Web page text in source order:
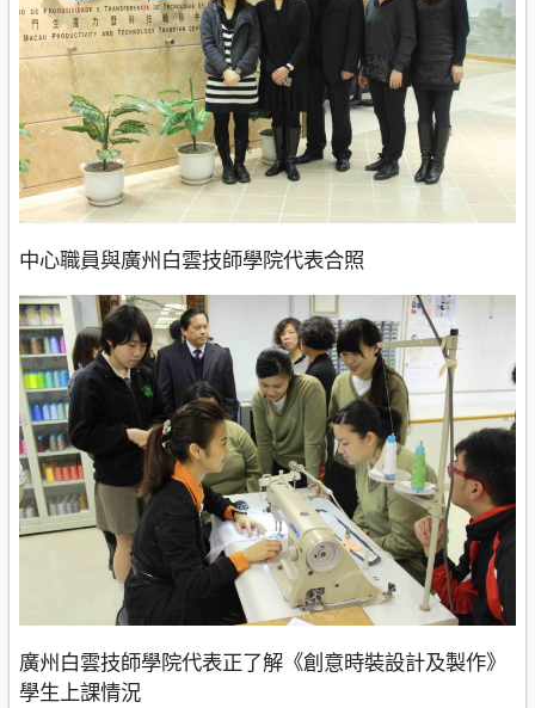
中心職員與廣州白雲技師學院代表合照
廣州白雲技師學院代表正了解《創意時裝設計及製作》
學生上課情況